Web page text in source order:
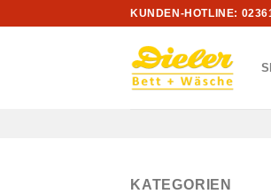
KUNDEN-HOTLINE:
KATEGORIEN